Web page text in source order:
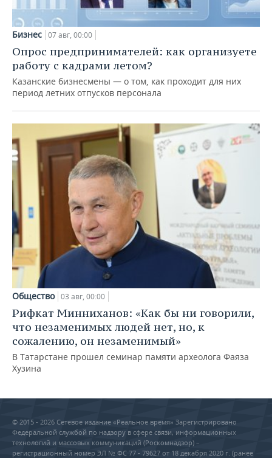
Бизнес 07 авг, 00:00
Опрос предпринимателей: как организуете
работу с кадрами летом?
Казанские бизнесмены — о том, как проходит для них
период летних отпусков персонала
Общество 03 авг, 00:00
Рифкат Минниханов: «Как бы ни говорили,
что незаменимых людей нет, но, к
сожалению, он незаменимый»
В Татарстане прошел семинар памяти археолога Фаяза
Хузина
© 2015 - 2026 Сетевое издание «Реальное время» Зарегистрировано
Федеральной службой по надзору в сфере связи, информационных
технологий и массовых коммуникаций (Роскомнадзор) –
регистрационный номер ЭЛ № ФС 77 - 79627 от 18 декабря 2020 г. (ранее